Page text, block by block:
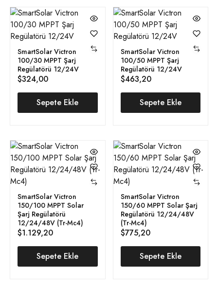
SmartSolar Victron
100/30 MPPT Şarj
Regülatörü 12/24V
$324,00
Sepete Ekle
SmartSolar Victron
100/50 MPPT Şarj
Regülatörü 12/24V
$463,20
Sepete Ekle
SmartSolar Victron
150/100 MPPT Solar
Şarj Regülatörü
12/24/48V (Tr-Mc4)
$1.129,20
Sepete Ekle
SmartSolar Victron
150/60 MPPT Solar Şarj
Regülatörü 12/24/48V
(Tr-Mc4)
$775,20
Sepete Ekle